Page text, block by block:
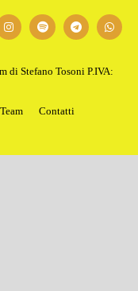
di Stefano Tosoni P.IVA:
Contatti